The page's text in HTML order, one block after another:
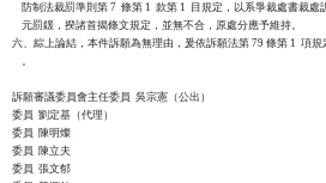
防制法裁罰準則第 7  條第 1  款第 1  目規定，以系爭裁處書裁
    元罰鍰，揆諸首揭條文規定，並無不合，原處分應予維持。
六、綜上論結，本件訴願為無理由，爰依訴願法第 79 條第 1  項
    。
訴願審議委員會主任委員  吳宗憲（公出）
委員  劉定基（代理）
委員  陳明燦
委員  陳立夫
委員  張文郁